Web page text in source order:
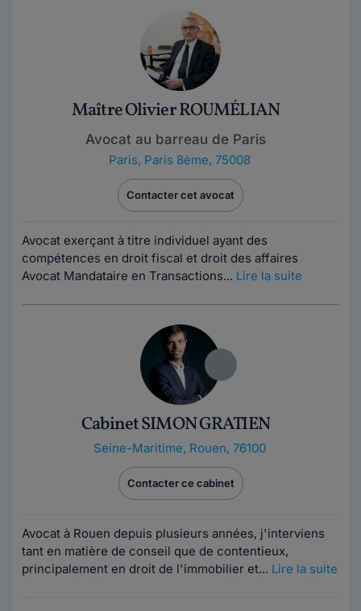
Maître Olivier ROUMÉLIAN
Avocat au barreau de Paris
Paris, Paris 8ème, 75008
Contacter cet avocat
Avocat exerçant à titre individuel ayant des
compétences en droit fiscal et droit des affaires
Avocat Mandataire en Transactions... Lire la suite
Cabinet SIMON GRATIEN
Seine-Maritime, Rouen, 76100
Contacter ce cabinet
Avocat à Rouen depuis plusieurs années, j'interviens
tant en matière de conseil que de contentieux,
principalement en droit de l'immobilier et... Lire la suite